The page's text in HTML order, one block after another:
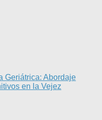
Geriátrica: Abordaje
en la Vejez